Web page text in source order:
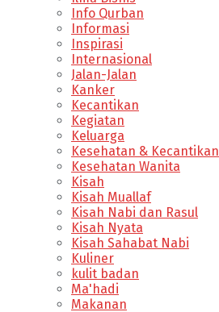
Info Qurban
Informasi
Inspirasi
Internasional
Jalan-Jalan
Kanker
Kecantikan
Kegiatan
Keluarga
Kesehatan & Kecantikan
Kesehatan Wanita
Kisah
Kisah Muallaf
Kisah Nabi dan Rasul
Kisah Nyata
Kisah Sahabat Nabi
Kuliner
kulit badan
Ma'hadi
Makanan